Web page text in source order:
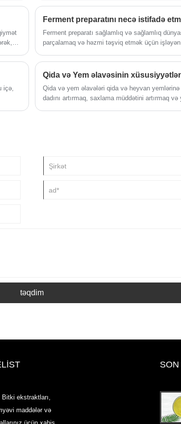
və əl-ələ verərək daha yaxşı gələcək
ümid edirik.Ferment preparatını necə istifadə
Ferment preparatı sağlamlıq və sağlamlıq
parçalamaq və həzmi təşviq etmək üçün
içə,
Qida və Yem əlavəsinin
Qida və yem əlavələri qida və heyvan yemlərinə
dadını artırmaq, saxlama müddətini artırmaq
təqdim
ekstraktları,
maddələr və